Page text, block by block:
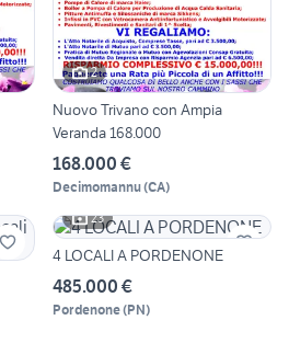
2
Nuovo Trivano con Ampia
Veranda 168.000
168.000 €
Decimomannu(CA)
23
4 LOCALI A PORDENONE
485.000 €
Pordenone(PN)